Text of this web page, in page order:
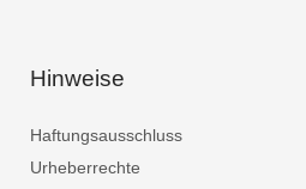
Hinweise
Haftungsausschluss
Urheberrechte